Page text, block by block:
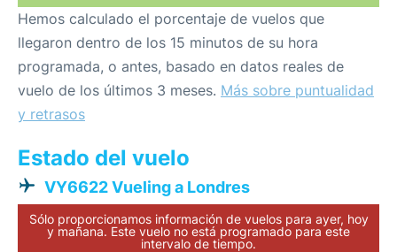
Hemos calculado el porcentaje de vuelos que
llegaron dentro de los 15 minutos de su hora
programada, o antes, basado en datos reales de
vuelo de los últimos 3 meses. Más sobre puntualidad
y retrasos
Estado del vuelo
VY6622 Vueling a Londres
Sólo proporcionamos información de vuelos para ayer, hoy
y mañana. Este vuelo no está programado para este
intervalo de tiempo.